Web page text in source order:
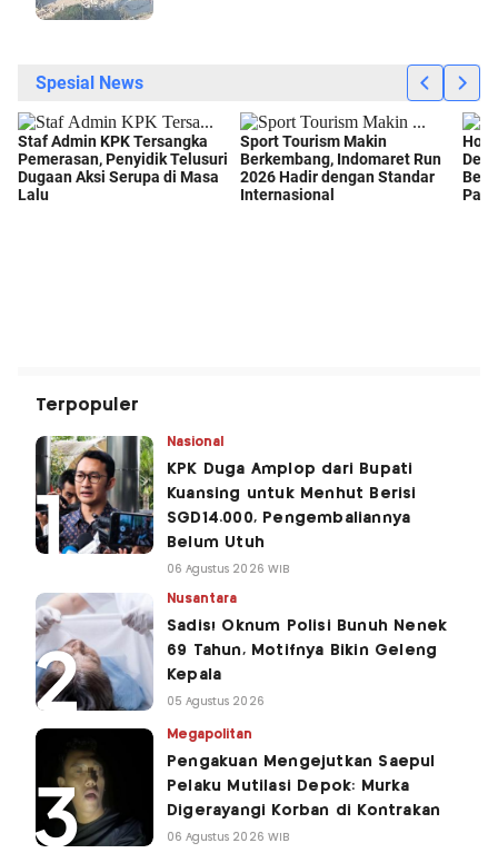
Terpopuler
Nasional
KPK Duga Amplop dari Bupati
Kuansing untuk Menhut Berisi
SGD14.000, Pengembaliannya
Belum Utuh
06 Agustus 2026 WIB
Nusantara
Sadis! Oknum Polisi Bunuh Nenek
69 Tahun, Motifnya Bikin Geleng
Kepala
05 Agustus 2026
Megapolitan
Pengakuan Mengejutkan Saepul
Pelaku Mutilasi Depok: Murka
Digerayangi Korban di Kontrakan
06 Agustus 2026 WIB